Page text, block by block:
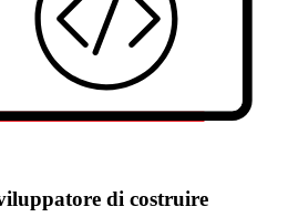
di costruire